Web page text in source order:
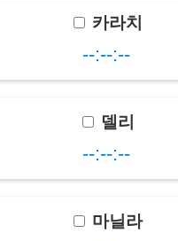
카라치
--:--:--
델리
--:--:--
마닐라